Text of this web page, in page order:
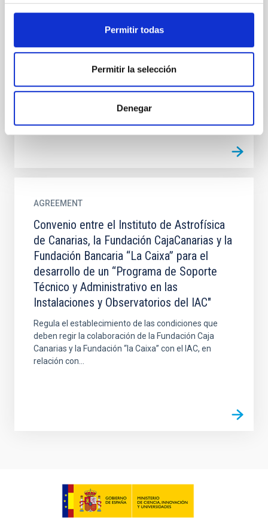
Permitir todas
Permitir la selección
Denegar
de Canarias y la Fundación ”la Caixa” para
el desarrollo del Programa de Becas de
entre las entidades firmantes en relación con el
desarrollo del Programa de Becas de doctorado
AGREEMENT
Convenio entre el Instituto de Astrofísica
de Canarias, la Fundación CajaCanarias y la
Fundación Bancaria “La Caixa” para el
desarrollo de un “Programa de Soporte
Técnico y Administrativo en las
Instalaciones y Observatorios del IAC"
Regula el establecimiento de las condiciones que
deben regir la colaboración de la Fundación Caja
Canarias y la Fundación “la Caixa” con el IAC, en
relación con...